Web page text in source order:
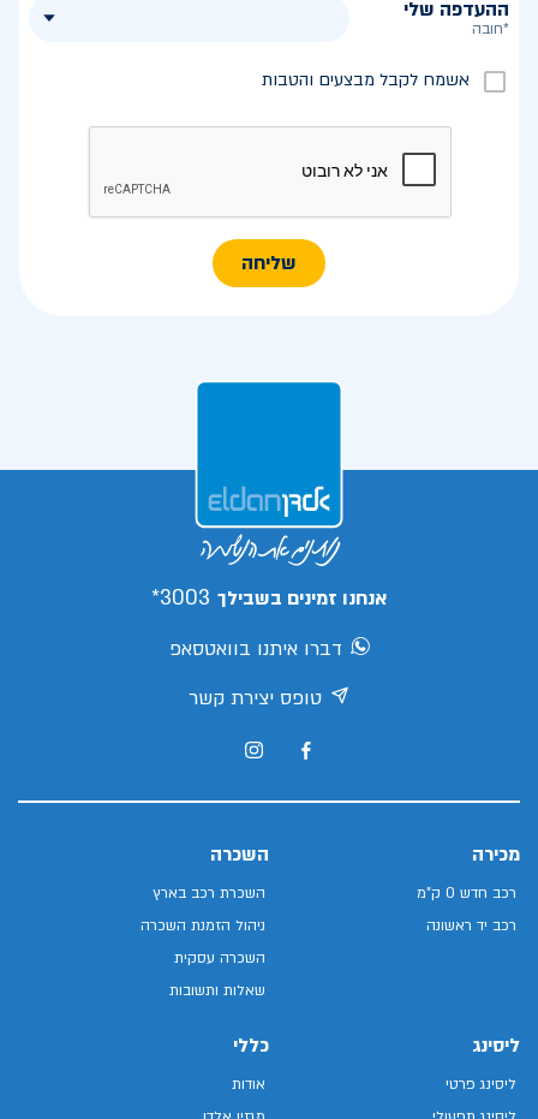
ההעדפה שלי
*חובה
אשמח לקבל מבצעים והטבות
שליחה
אנחנו זמינים בשבילך 3003*
דברו איתנו בוואטסאפ
טופס יצירת קשר
מכירה
רכב חדש 0 ק"מ
רכב יד ראשונה
השכרה
השכרת רכב בארץ
ניהול הזמנת השכרה
השכרה עסקית
שאלות ותשובות
ליסינג
ליסינג פרטי
כללי
אודות